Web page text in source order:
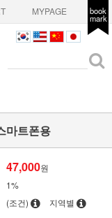
MYPAGE book
mark
마트폰용
47,000원
1%
(조건) 지역별